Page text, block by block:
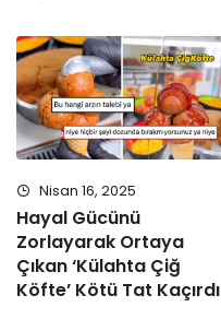
Nisan 16, 2025
Hayal Gücünü
Zorlayarak Ortaya
Çıkan ‘Külahta Çiğ
Köfte’ Kötü Tat Kaçırdı